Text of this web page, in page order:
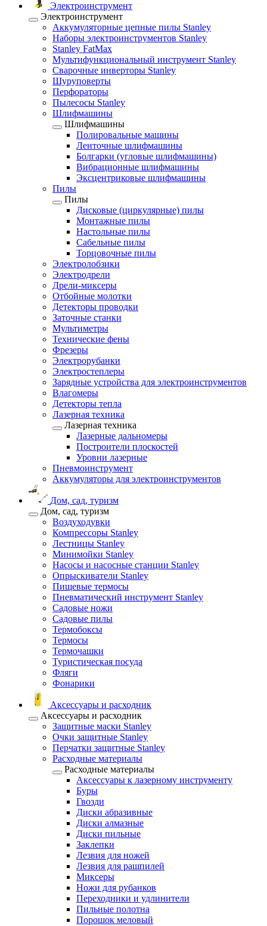
Электроинструмент
Электроинструмент
Аккумуляторные цепные пилы Stanley
Наборы электроинструментов Stanley
Stanley FatMax
Мультифункциональный инструмент Stanley
Сварочные инверторы Stanley
Шуруповерты
Перфораторы
Пылесосы Stanley
Шлифмашины
Шлифмашины
Полировальные машины
Ленточные шлифмашины
Болгарки (угловые шлифмашины)
Вибрационные шлифмашины
Эксцентриковые шлифмашины
Пилы
Пилы
Дисковые (циркулярные) пилы
Монтажные пилы
Настольные пилы
Сабельные пилы
Торцовочные пилы
Электролобзики
Электродрели
Дрели-миксеры
Отбойные молотки
Детекторы проводки
Заточные станки
Мультиметры
Технические фены
Фрезеры
Электрорубанки
Электростеплеры
Зарядные устройства для электроинструментов
Влагомеры
Детекторы тепла
Лазерная техника
Лазерная техника
Лазерные дальномеры
Построители плоскостей
Уровни лазерные
Пневмоинструмент
Аккумуляторы для электроинструментов
Дом, сад, туризм
Дом, сад, туризм
Воздуходувки
Компрессоры Stanley
Лестницы Stanley
Минимойки Stanley
Насосы и насосные станции Stanley
Опрыскиватели Stanley
Пищевые термосы
Пневматический инструмент Stanley
Садовые ножи
Садовые пилы
Термобоксы
Термосы
Термочашки
Туристическая посуда
Фляги
Фонарики
Аксессуары и расходник
Аксессуары и расходник
Защитные маски Stanley
Очки защитные Stanley
Перчатки защитные Stanley
Расходные материалы
Расходные материалы
Аксессуары к лазерному инструменту
Буры
Гвозди
Диски абразивные
Диски алмазные
Диски пильные
Заклепки
Лезвия для ножей
Лезвия для рашпилей
Миксеры
Ножи для рубанков
Переходники и удлинители
Пильные полотна
Порошок меловый